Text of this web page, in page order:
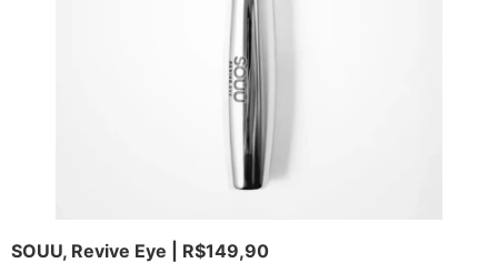
SOUU, Revive Eye | R$149,90